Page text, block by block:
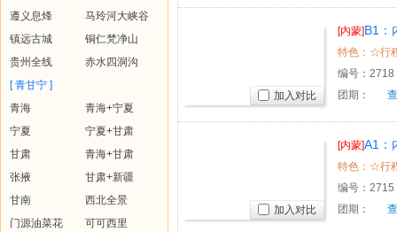
遵义息烽
马玲河大峡谷
镇远古城
铜仁梵净山
贵州全线
赤水四洞沟
[ 青甘宁 ]
青海
青海+宁夏
宁夏
宁夏+甘肃
甘肃
青海+甘肃
张掖
甘肃+新疆
甘南
西北全景
门源油菜花
可可西里
[内蒙]B1：
古包）
编号： 2718
团期：
加入对比
[内蒙]A1：
林双卧4
编号： 2715
团期：
加入对比